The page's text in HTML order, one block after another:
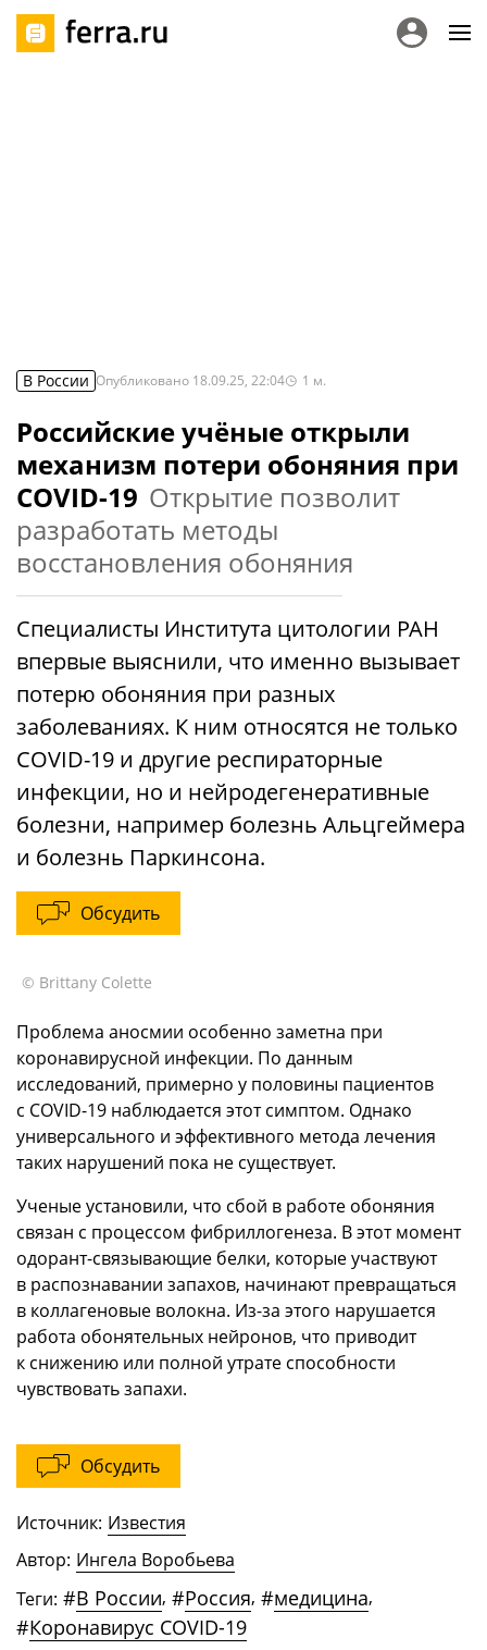
В России Опубликовано 18.09.25, 22:04 1 м.
Российские учёные открыли
механизм потери обоняния при
COVID-19 Открытие позволит
разработать методы
восстановления обоняния
Специалисты Института цитологии РАН
впервые выяснили, что именно вызывает
потерю обоняния при разных
заболеваниях. К ним относятся не только
COVID-19 и другие респираторные
инфекции, но и нейродегенеративные
болезни, например болезнь Альцгеймера
и болезнь Паркинсона.
Обсудить
© Brittany Colette
Проблема аносмии особенно заметна при
коронавирусной инфекции. По данным
исследований, примерно у половины пациентов
с COVID-19 наблюдается этот симптом. Однако
универсального и эффективного метода лечения
таких нарушений пока не существует.
Ученые установили, что сбой в работе обоняния
связан с процессом фибриллогенеза. В этот момент
одорант-связывающие белки, которые участвуют
в распознавании запахов, начинают превращаться
в коллагеновые волокна. Из-за этого нарушается
работа обонятельных нейронов, что приводит
к снижению или полной утрате способности
чувствовать запахи.
Обсудить
Источник: Известия
Автор: Ингела Воробьева
Теги: #В России, #Россия, #медицина,
#Коронавирус COVID-19